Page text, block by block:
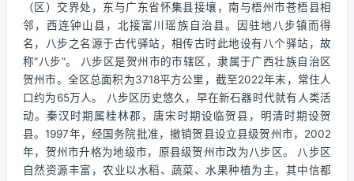
（区）交界处，东与广东省怀集县接壤，南与梧州市苍梧县相
邻，西连钟山县，北接富川瑶族自治县。因驻地八步镇而得
名，八步之名源于古代驿站，相传古时此地设有八个驿站，故
称“八步”。 八步区是贺州市的市辖区，隶属于广西壮族自治区
贺州市。全区总面积为3718平方公里，截至2022年末，常住人
口约为65万人。 八步区历史悠久，早在新石器时代就有人类活
动。秦汉时期属桂林郡，唐宋时期设临贺县，明清时期设贺
县。1997年，经国务院批准，撤销贺县设立县级贺州市，2002
年，贺州市升格为地级市，原县级贺州市改为八步区。 八步区
自然资源丰富，农业以水稻、蔬菜、水果种植为主，其中信都